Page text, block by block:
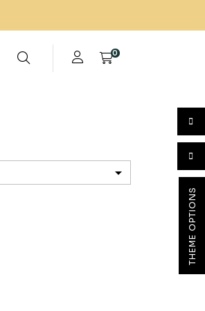
0

THEME OPTIONS